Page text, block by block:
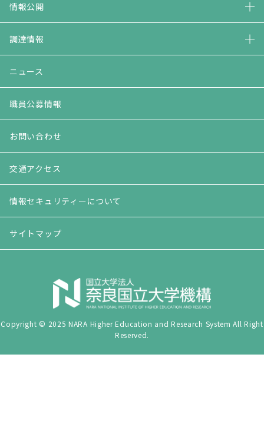
情報公開
調達情報
ニュース
職員公募情報
お問い合わせ
交通アクセス
情報セキュリティーについて
サイトマップ
Copyright © 2025 NARA Higher Education and Research System All Right
Reserved.